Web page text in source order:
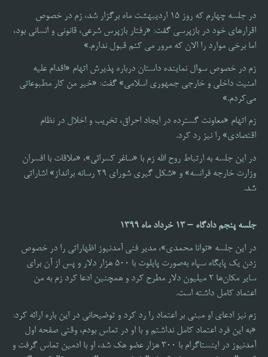
در جلسه چهارم که روز 15 اردیبهشت ماه برگزار شد، زم در خصوص
اقرارهای خود در بازپرسی گفت: «رفتار بازپرس شرعی، قانونی و انسانی بود،
اما برخی موارد را الان که مرور می کنم قبول ندارم.»
زم در خصوص سوال نماینده داستان درباره پذیرش اتهام «اقدام علیه
امنیت داخلی و خارجی جمهوری اسلامی» گفت: «خیر من کار مطبوعاتی
می‌کردم.»
زم اتهام «معاونت گسترده در ایجاد احراق، تخریب و اخلال در نظام
اقتصادی» را نیز رد کرد.
در این جلسه به ارتباط روح الله زم با «ساغر کسرائی»، «ملاقات با افسران
وزارت خارجه فرانسه» و «شکل گیری شورای ۲۹ رسانه برانداز» اشاراتی
شد.
جلسه پنجم دادگاه – 13 خرداد ماه 1399
در این جلسه «توانا محمدی»، مدیر فنی آمدنیوز اظهاراتی را در خصوص
زدن یک پایگاه سپاه به‌صورت پایلوت با 500 هزار دلار و پس از آن برای
سایر مکان‌ها 2 میلیون دلار مطرح کرد و همچنین ادعا کرد زم به من
اعتماد کامل داشته است.
زم نیز ادعای او مبنی بر اعتماد را رد کرد و توضیحانی در این باره ارائه کرد:
«به این فرد اعتماد کامل نداشتم و با او در تماس بودم، وقتی صفحه اول
آمدنیوز در اینستاگرام با 300 هزار عضو هک شد، او با ادمین تماس گرفت و